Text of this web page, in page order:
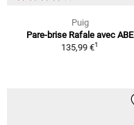
Puig
Pare-brise Rafale avec ABE
135,99 €1